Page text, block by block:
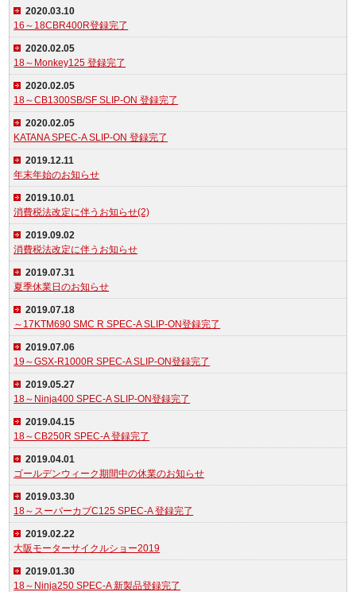
2020.03.10
16～18CBR400R登録完了
2020.02.05
18～Monkey125 登録完了
2020.02.05
18～CB1300SB/SF SLIP-ON 登録完了
2020.02.05
KATANA SPEC-A SLIP-ON 登録完了
2019.12.11
年末年始のお知らせ
2019.10.01
消費税法改定に伴うお知らせ(2)
2019.09.02
消費税法改定に伴うお知らせ
2019.07.31
夏季休業日のお知らせ
2019.07.18
～17KTM690 SMC R SPEC-A SLIP-ON登録完了
2019.07.06
19～GSX-R1000R SPEC-A SLIP-ON登録完了
2019.05.27
18～Ninja400 SPEC-A SLIP-ON登録完了
2019.04.15
18～CB250R SPEC-A 登録完了
2019.04.01
ゴールデンウィーク期間中の休業のお知らせ
2019.03.30
18～スーパーカブC125 SPEC-A 登録完了
2019.02.22
大阪モーターサイクルショー2019
2019.01.30
18～Ninja250 SPEC-A 新製品登録完了